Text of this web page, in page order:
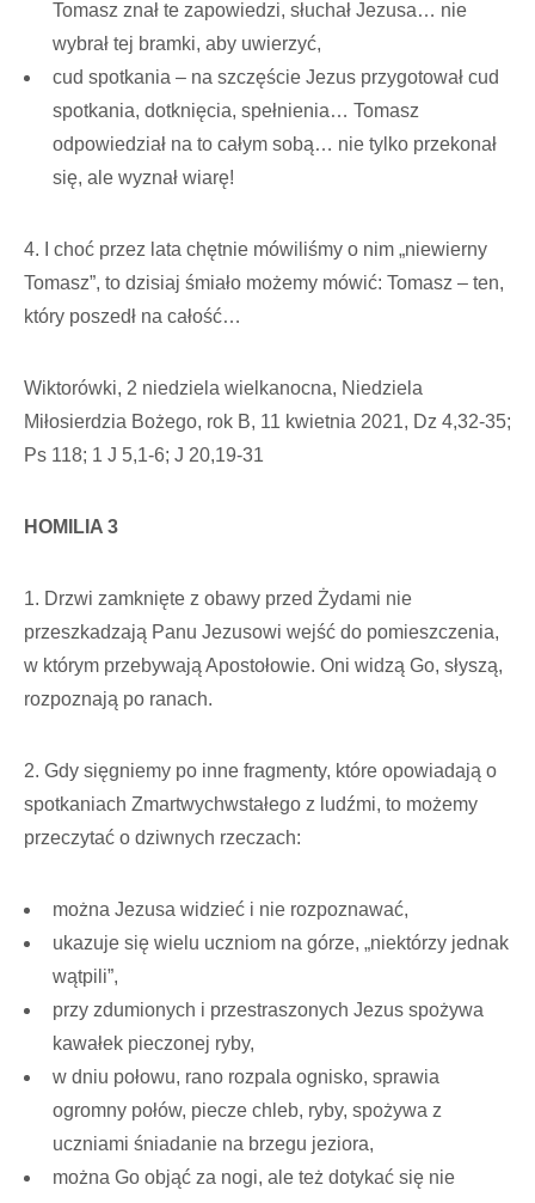
Tomasz znał te zapowiedzi, słuchał Jezusa… nie
wybrał tej bramki, aby uwierzyć,
cud spotkania – na szczęście Jezus przygotował cud
spotkania, dotknięcia, spełnienia… Tomasz
odpowiedział na to całym sobą… nie tylko przekonał
się, ale wyznał wiarę!
4. I choć przez lata chętnie mówiliśmy o nim „niewierny
Tomasz”, to dzisiaj śmiało możemy mówić: Tomasz – ten,
który poszedł na całość…
Wiktorówki, 2 niedziela wielkanocna, Niedziela
Miłosierdzia Bożego, rok B, 11 kwietnia 2021, Dz 4,32-35;
Ps 118; 1 J 5,1-6; J 20,19-31
HOMILIA 3
1. Drzwi zamknięte z obawy przed Żydami nie
przeszkadzają Panu Jezusowi wejść do pomieszczenia,
w którym przebywają Apostołowie. Oni widzą Go, słyszą,
rozpoznają po ranach.
2. Gdy sięgniemy po inne fragmenty, które opowiadają o
spotkaniach Zmartwychwstałego z ludźmi, to możemy
przeczytać o dziwnych rzeczach:
można Jezusa widzieć i nie rozpoznawać,
ukazuje się wielu uczniom na górze, „niektórzy jednak
wątpili”,
przy zdumionych i przestraszonych Jezus spożywa
kawałek pieczonej ryby,
w dniu połowu, rano rozpala ognisko, sprawia
ogromny połów, piecze chleb, ryby, spożywa z
uczniami śniadanie na brzegu jeziora,
można Go objąć za nogi, ale też dotykać się nie